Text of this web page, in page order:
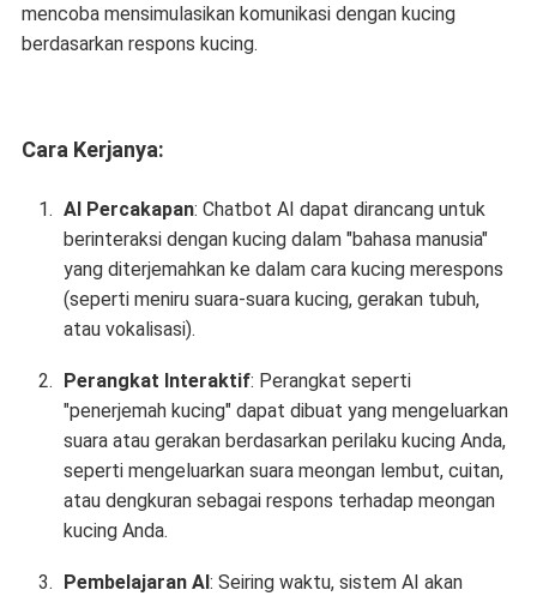
mencoba mensimulasikan komunikasi dengan kucing
berdasarkan respons kucing.
Cara Kerjanya:
AI Percakapan: Chatbot AI dapat dirancang untuk
berinteraksi dengan kucing dalam "bahasa manusia"
yang diterjemahkan ke dalam cara kucing merespons
(seperti meniru suara-suara kucing, gerakan tubuh,
atau vokalisasi).
Perangkat Interaktif: Perangkat seperti
"penerjemah kucing" dapat dibuat yang mengeluarkan
suara atau gerakan berdasarkan perilaku kucing Anda,
seperti mengeluarkan suara meongan lembut, cuitan,
atau dengkuran sebagai respons terhadap meongan
kucing Anda.
Pembelajaran AI : Seiring waktu, sistem AI akan